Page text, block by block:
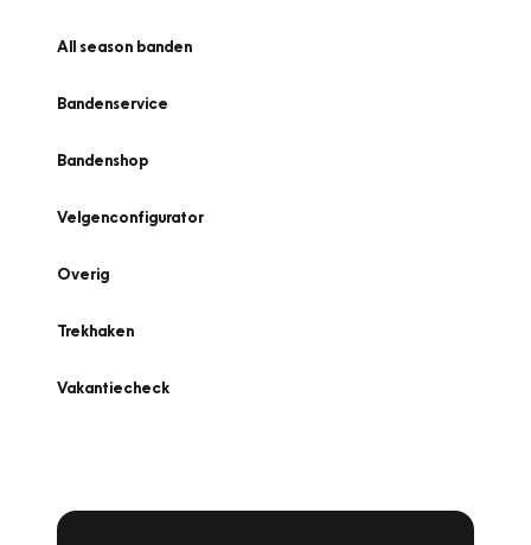
All season banden
Bandenservice
Bandenshop
Velgenconfigurator
Overig
Trekhaken
Vakantiecheck